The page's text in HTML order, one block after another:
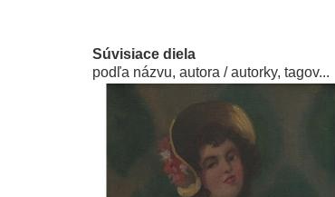
Súvisiace diela
podľa názvu, autora / autorky, tagov...